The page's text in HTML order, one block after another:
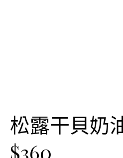
松露干貝奶
$360